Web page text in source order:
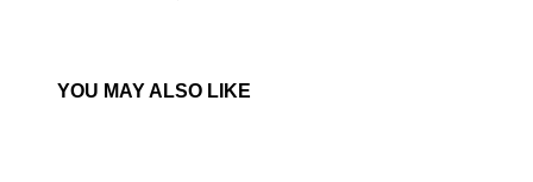
YOU MAY ALSO LIKE